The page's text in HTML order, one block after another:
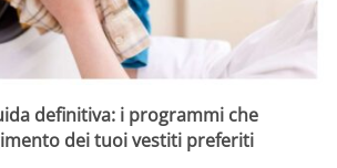
definitiva: i programmi che
dei tuoi vestiti preferiti